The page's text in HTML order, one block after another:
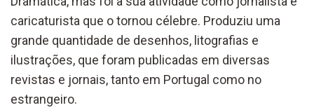
caricaturista que o tornou célebre. Produziu uma
grande quantidade de desenhos, litografias e
ilustrações, que foram publicadas em diversas
revistas e jornais, tanto em Portugal como no
estrangeiro.